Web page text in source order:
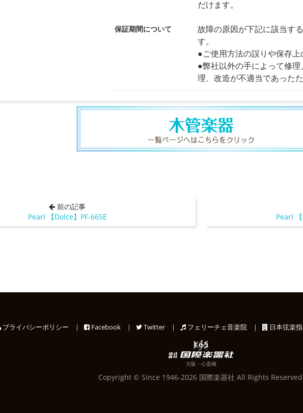
保証期間について
だけます。
故障の原因が下記に該当す
す。
●ご使用方法の誤りや保存
●弊社以外の手によって修
理、改造が不適当であった
前の記事
Pearl 【Dolce】PF-665E
Pearl
プライバシーポリシー ｜ Facebook ｜ Twitter ｜ フェリーチェ音楽院 ｜ 日本弦楽
大阪・心斎橋
Copyright © Since 1946-2026 国際楽器社 All Rights